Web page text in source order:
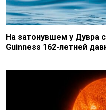
На затонувшем у Дувра
Guinness 162-летней